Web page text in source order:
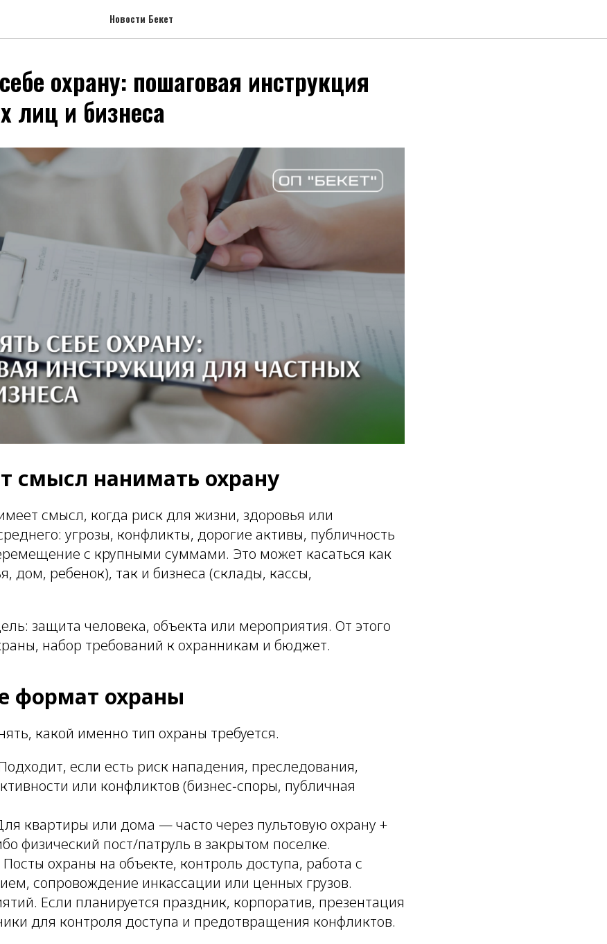
Новости Бекет
охрану: пошаговая инструкция
лиц и бизнеса
смысл нанимать охрану
смысл, когда риск для жизни, здоровья или
угрозы, конфликты, дорогие активы, публичность
с крупными суммами. Это может касаться как
дом, ребенок), так и бизнеса (склады, кассы,
защита человека, объекта или мероприятия. От этого
набор требований к охранникам и бюджет.
формат охраны
какой именно тип охраны требуется.
если есть риск нападения, преследования,
или конфликтов (бизнес‑споры, публичная
квартиры или дома — часто через пультовую охрану +
физический пост/патруль в закрытом поселке.
охраны на объекте, контроль доступа, работа с
сопровождение инкассации или ценных грузов.
Если планируется праздник, корпоратив, презентация
для контроля доступа и предотвращения конфликтов.